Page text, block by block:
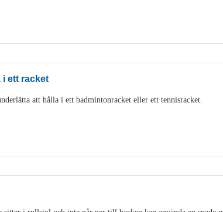
i ett racket
att hålla i ett badmintonracket eller ett tennisracket.